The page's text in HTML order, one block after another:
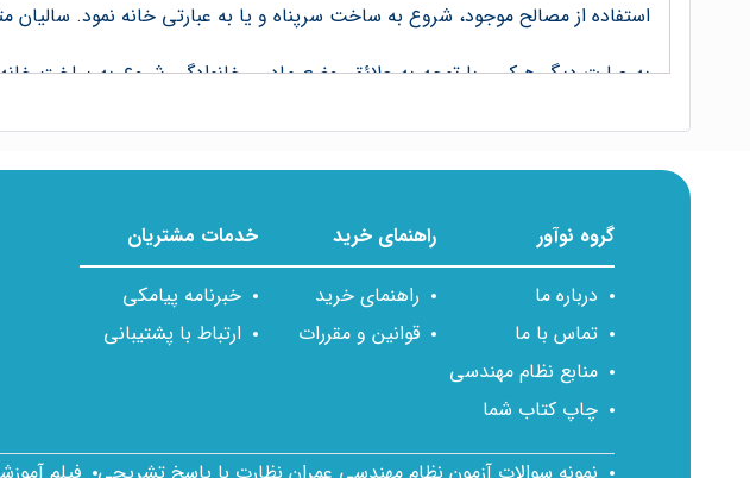
استفاده از مصالح موجود، شروع به ساخت سرپناه و يا به عبارتی خانه نمود. ساليان
به عبارت ديگر هرکس با توجه به علائق، وضع مادی، خانوادگی شروع به ساخت
در اين ميان دست اندرکاران امر ساخت و ساز نياز به داشتن اطلاعاتي در
عزيزمان، بايد اين همه ذوق، سليقه، خلاقيت، ظرافت، زيبايی و الهام‌گيری از
استاندارد به روز و پيشرفته، بنای مدرن و سنتی ايرانی اسلامی را به رخ جهانيان کشيد.
لزوم یادگیری رسم فنی در تمامی رشته‌های مهندسی:
درک عميق روابط هندسی منجر به تجسم و درک بيشتری در کار می شود و موجب
گروه نوآور
درباره ما
تماس با ما
منابع نظام مهندسی
چاپ کتاب شما
راهنمای خرید
راهنمای خرید
قوانین و مقررات
خدمات مشتریان
خبرنامه پیامکی
ارتباط با پشتیبانی